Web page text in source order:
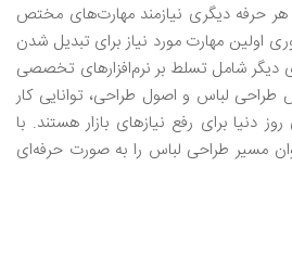
هر حرفه دیگری نیازمند مهارت‌های مختص
اولین مهارت مورد نیاز برای تبدیل شدن
شامل تسلط بر نرم‌افزار‌های تخصصی
لباس و اصول طراحی، توانایی کار
دنیا برای رفع نیازهای بازار هستند. با
مسیر طراحی لباس را به صورت حرفه‌ای